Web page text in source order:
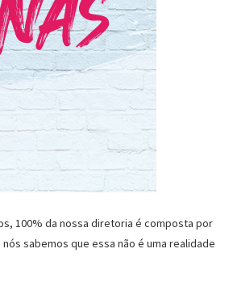
100% da nossa diretoria é composta por
sabemos que essa não é uma realidade